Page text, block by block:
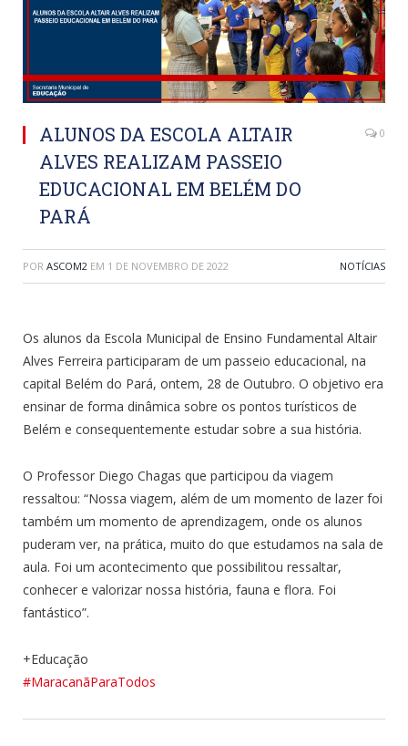
ALUNOS DA ESCOLA ALTAIR
ALVES REALIZAM PASSEIO
EDUCACIONAL EM BELÉM DO
PARÁ
0
POR ASCOM2 EM 1 DE NOVEMBRO DE 2022 NOTÍCIAS
Os alunos da Escola Municipal de Ensino Fundamental Altair
Alves Ferreira participaram de um passeio educacional, na
capital Belém do Pará, ontem, 28 de Outubro. O objetivo era
ensinar de forma dinâmica sobre os pontos turísticos de
Belém e consequentemente estudar sobre a sua história.
O Professor Diego Chagas que participou da viagem
ressaltou: “Nossa viagem, além de um momento de lazer foi
também um momento de aprendizagem, onde os alunos
puderam ver, na prática, muito do que estudamos na sala de
aula. Foi um acontecimento que possibilitou ressaltar,
conhecer e valorizar nossa história, fauna e flora. Foi
fantástico”.
+Educação
#MaracanãParaTodos